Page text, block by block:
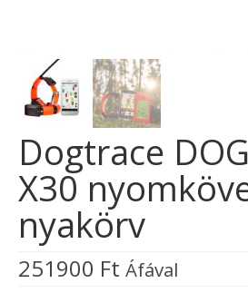
Dogtrace
X30
nyakörv
251900 Ft Áfával